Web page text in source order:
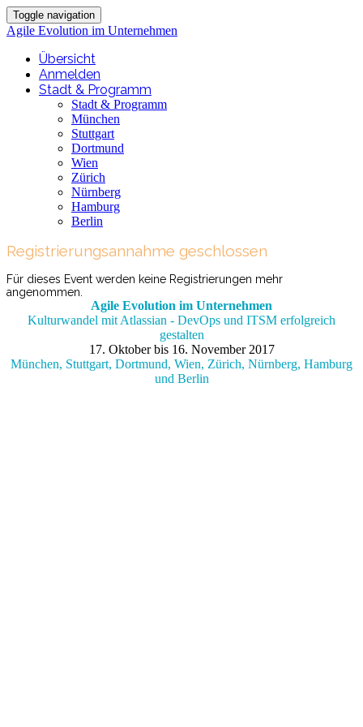
Toggle navigation
Agile Evolution im Unternehmen
Übersicht
Anmelden
Stadt & Programm
Stadt & Programm
München
Stuttgart
Dortmund
Wien
Zürich
Nürnberg
Hamburg
Berlin
Registrierungsannahme geschlossen
Für dieses Event werden keine Registrierungen mehr
angenommen.
Agile Evolution im Unternehmen
Kulturwandel mit Atlassian - DevOps und ITSM erfolgreich
gestalten
17. Oktober bis 16. November 2017
München, Stuttgart, Dortmund, Wien, Zürich, Nürnberg, Hamburg
und Berlin